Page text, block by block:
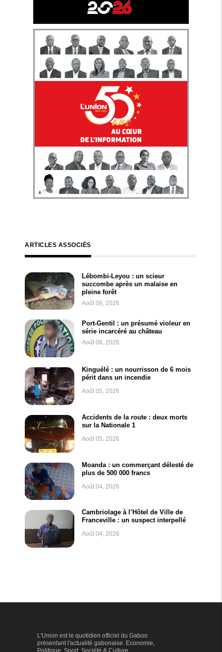
ARTICLES ASSOCIÉS
Lébombi-Leyou : un scieur
succombe après un malaise en
pleine forêt
Août 06, 2026
Port-Gentil : un présumé violeur en
série incarcéré au château
Août 06, 2026
Kinguélé : un nourrisson de 6 mois
périt dans un incendie
Août 05, 2026
Accidents de la route : deux morts
sur la Nationale 1
Août 05, 2026
Moanda : un commerçant délesté de
plus de 500 000 francs
Août 04, 2026
Cambriolage à l’Hôtel de Ville de
Franceville : un suspect interpellé
Août 04, 2026
L'Union est le quotidien officiel du Gabon
présentant l'actualité gabonaise. Economie,
Politique, Sport, Société & Culture...